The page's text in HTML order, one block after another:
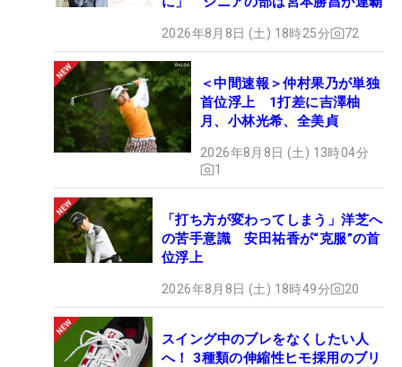
2026年8月8日 (土) 18時25分 72
＜中間速報＞仲村果乃が単独
首位浮上 1打差に吉澤柚
月、小林光希、全美貞
2026年8月8日 (土) 13時04分
1
「打ち方が変わってしまう」洋芝へ
の苦手意識 安田祐香が“克服”の首
位浮上
2026年8月8日 (土) 18時49分 20
スイング中のブレをなくしたい人
へ！ 3種類の伸縮性ヒモ採用のブリ